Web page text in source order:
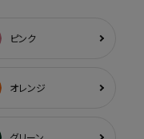
ピンク
オレンジ